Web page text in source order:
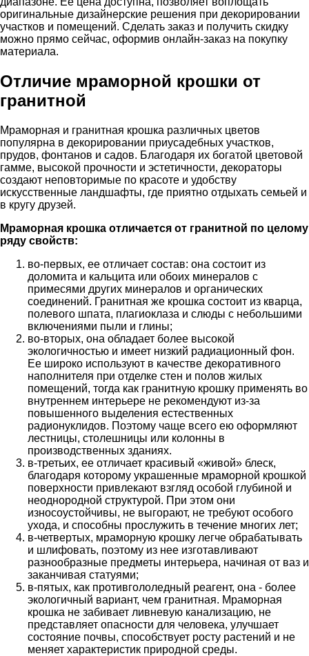
оригинальные дизайнерские решения при декорировании
участков и помещений. Сделать заказ и получить скидку
можно прямо сейчас, оформив онлайн-заказ на покупку
материала.
Отличие мраморной крошки от
гранитной
Мраморная и гранитная крошка различных цветов
популярна в декорировании приусадебных участков,
прудов, фонтанов и садов. Благодаря их богатой цветовой
гамме, высокой прочности и эстетичности, декораторы
создают неповторимые по красоте и удобству
искусственные ландшафты, где приятно отдыхать семьей и
в кругу друзей.
Мраморная крошка отличается от гранитной по целому
ряду свойств:
во-первых, ее отличает состав: она состоит из
доломита и кальцита или обоих минералов с
примесями других минералов и органических
соединений. Гранитная же крошка состоит из кварца,
полевого шпата, плагиоклаза и слюды с небольшими
включениями пыли и глины;
во-вторых, она обладает более высокой
экологичностью и имеет низкий радиационный фон.
Ее широко используют в качестве декоративного
наполнителя при отделке стен и полов жилых
помещений, тогда как гранитную крошку применять во
внутреннем интерьере не рекомендуют из-за
повышенного выделения естественных
радионуклидов. Поэтому чаще всего ею оформляют
лестницы, столешницы или колонны в
производственных зданиях.
в-третьих, ее отличает красивый «живой» блеск,
благодаря которому украшенные мраморной крошкой
поверхности привлекают взгляд особой глубиной и
неоднородной структурой. При этом они
износоустойчивы, не выгорают, не требуют особого
ухода, и способны прослужить в течение многих лет;
в-четвертых, мраморную крошку легче обрабатывать
и шлифовать, поэтому из нее изготавливают
разнообразные предметы интерьера, начиная от ваз и
заканчивая статуями;
в-пятых, как противгололедный реагент, она - более
экологичный вариант, чем гранитная. Мраморная
крошка не забивает ливневую канализацию, не
представляет опасности для человека, улучшает
состояние почвы, способствует росту растений и не
меняет характеристик природной среды.